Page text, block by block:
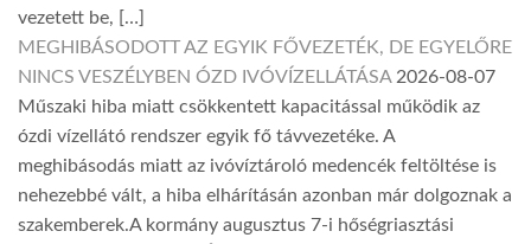
vezetett be, […]
MEGHIBÁSODOTT AZ EGYIK FŐVEZETÉK, DE EGYELŐRE
NINCS VESZÉLYBEN ÓZD IVÓVÍZELLÁTÁSA 2026-08-07
Műszaki hiba miatt csökkentett kapacitással működik az
ózdi vízellátó rendszer egyik fő távvezetéke. A
meghibásodás miatt az ivóvíztároló medencék feltöltése is
nehezebbé vált, a hiba elhárításán azonban már dolgoznak a
szakemberek.A kormány augusztus 7-i hőségriasztási